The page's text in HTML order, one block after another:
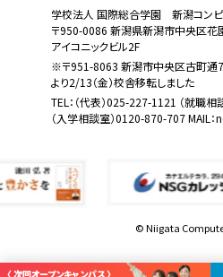
学校法人 国際総合学園 新潟コンピ
〒950-0086 新潟県新潟市中央区
アイコニックビル2F
※〒951-8063 新潟市中央区古町通
より2/13（金）校舎移転しました
TEL： （代表）025-227-1121 （就職
（入学相談室）0120-870-707 MAIL：
© Niigata
〈 次回オープンキャンパス 〉